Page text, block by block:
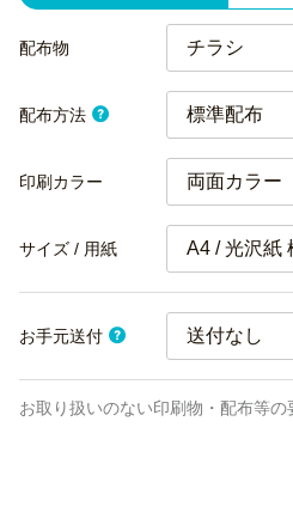
ラ配布物
配布方法 標準配布
印刷カラー 両面カラー
サイズ / 用紙 A4 / 光沢紙
お手元送付
お取り扱いのない印刷物・配布等の